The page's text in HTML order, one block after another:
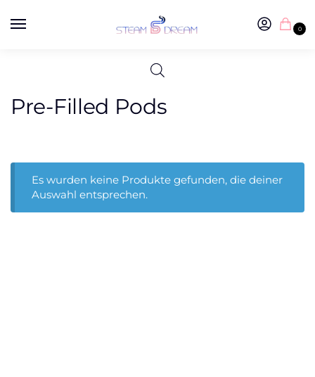
0
Pre-Filled Pods
Es wurden keine Produkte gefunden, die deiner
Auswahl entsprechen.